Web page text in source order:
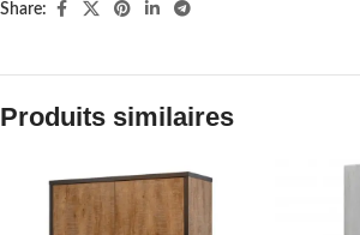
Share:
Produits similaires